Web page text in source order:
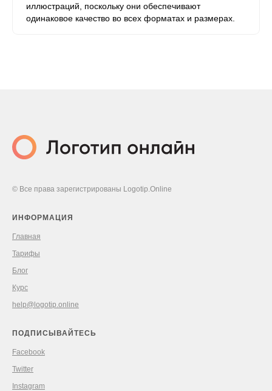
иллюстраций, поскольку они обеспечивают
одинаковое качество во всех форматах и ​​размерах.
© Все права зарегистрированы Logotip.Online
ИНФОРМАЦИЯ
Главная
Тарифы
Блог
Курс
help@logotip.online
ПОДПИСЫВАЙТЕСЬ
Facebook
Twitter
Instagram